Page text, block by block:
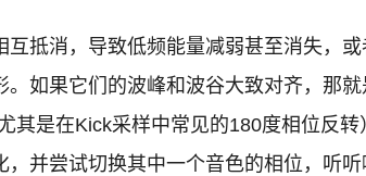
抵消，导致低频能量减弱甚至消失，或
如果它们的波峰和波谷大致对齐，那
是在Kick采样中常见的180度相位反转
并尝试切换其中一个音色的相位，听听